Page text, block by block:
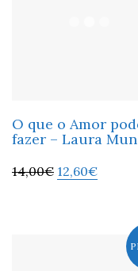
O que o Amor
fazer – Laura
14,00€ 12,60€